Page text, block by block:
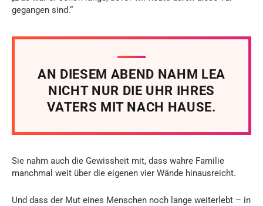
gegangen sind.“
AN DIESEM ABEND NAHM LEA
NICHT NUR DIE UHR IHRES
VATERS MIT NACH HAUSE.
Sie nahm auch die Gewissheit mit, dass wahre Familie
manchmal weit über die eigenen vier Wände hinausreicht.
Und dass der Mut eines Menschen noch lange weiterlebt – in